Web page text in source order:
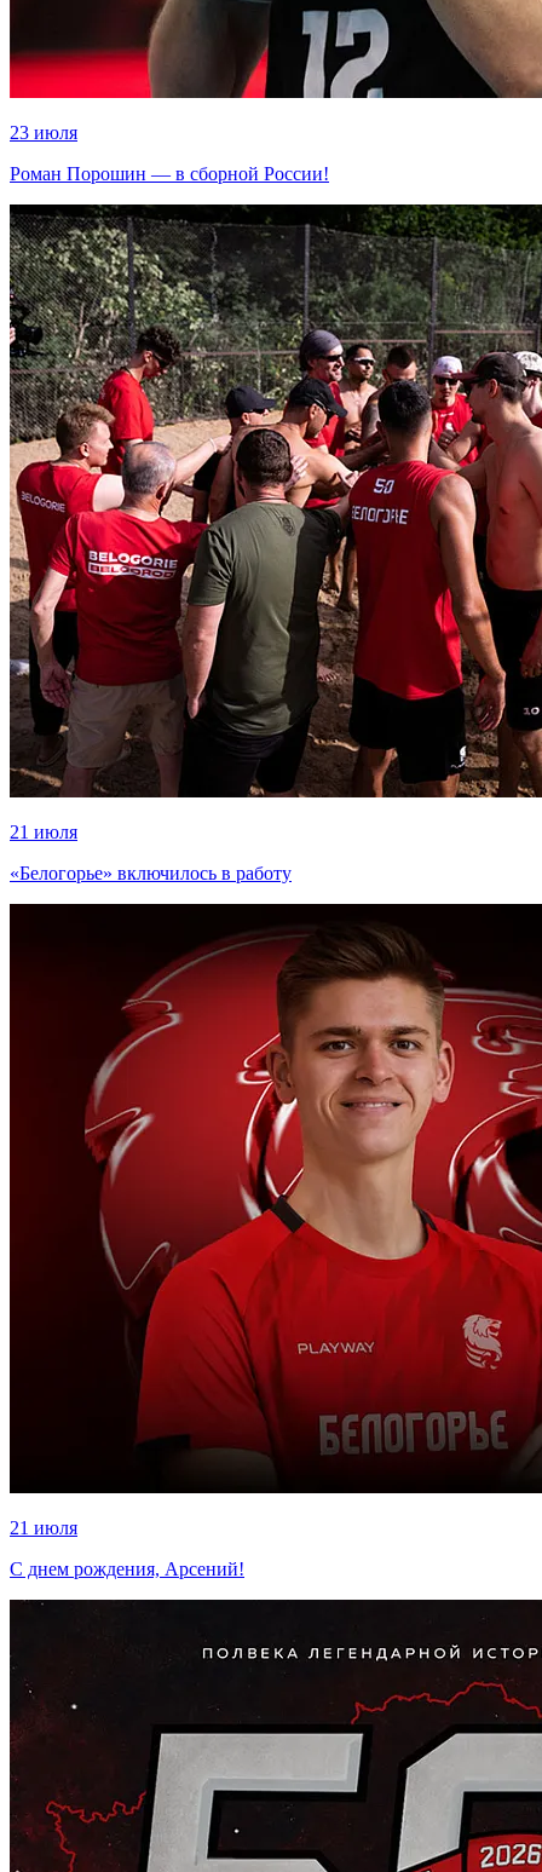
23 июля
Роман Порошин — в сборной России!
21 июля
«Белогорье» включилось в работу
21 июля
С днем рождения, Арсений!